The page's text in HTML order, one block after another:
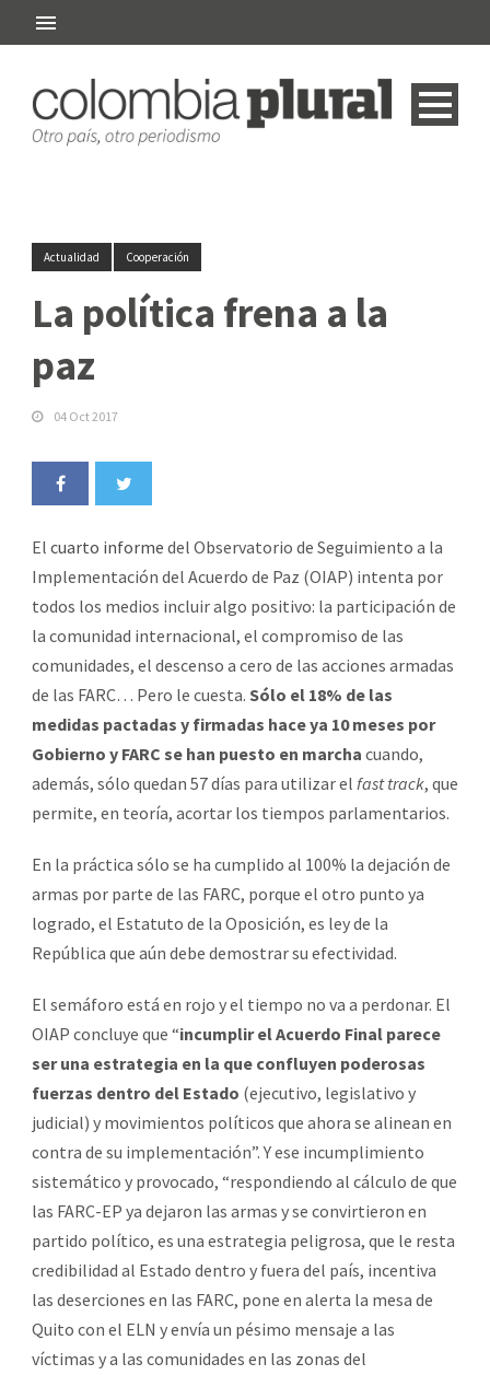
Actualidad Cooperación
La política frena a la
paz
04 Oct 2017
El cuarto informe del Observatorio de Seguimiento a la
Implementación del Acuerdo de Paz (OIAP) intenta por
todos los medios incluir algo positivo: la participación de
la comunidad internacional, el compromiso de las
comunidades, el descenso a cero de las acciones armadas
de las FARC… Pero le cuesta. Sólo el 18% de las
medidas pactadas y firmadas hace ya 10 meses por
Gobierno y FARC se han puesto en marcha cuando,
además, sólo quedan 57 días para utilizar el fast track, que
permite, en teoría, acortar los tiempos parlamentarios.
En la práctica sólo se ha cumplido al 100% la dejación de
armas por parte de las FARC, porque el otro punto ya
logrado, el Estatuto de la Oposición, es ley de la
República que aún debe demostrar su efectividad.
El semáforo está en rojo y el tiempo no va a perdonar. El
OIAP concluye que “incumplir el Acuerdo Final parece
ser una estrategia en la que confluyen poderosas
fuerzas dentro del Estado (ejecutivo, legislativo y
judicial) y movimientos políticos que ahora se alinean en
contra de su implementación”. Y ese incumplimiento
sistemático y provocado, “respondiendo al cálculo de que
las FARC-EP ya dejaron las armas y se convirtieron en
partido político, es una estrategia peligrosa, que le resta
credibilidad al Estado dentro y fuera del país, incentiva
las deserciones en las FARC, pone en alerta la mesa de
Quito con el ELN y envía un pésimo mensaje a las
víctimas y a las comunidades en las zonas del